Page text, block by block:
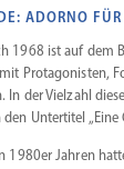
ADORNO
1968 ist auf dem
Protago­nisten,
In der Vielzahl
Unter­titel „Eine
1980er Jahren